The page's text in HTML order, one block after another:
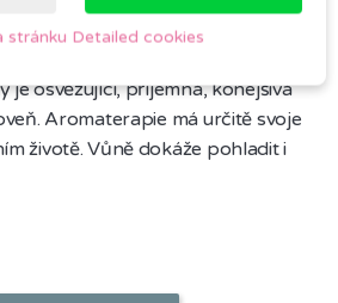
je osvěžující, příjemná, konejšivá
Aromaterapie má určitě svoje
životě. Vůně dokáže pohladit i
stránku Detailed cookies